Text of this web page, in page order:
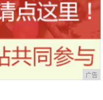
广告